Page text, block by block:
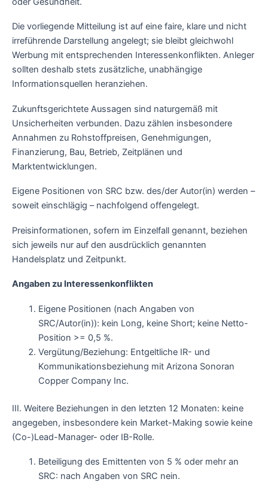
Die vorliegende Mitteilung ist auf eine faire, klare und nicht
irreführende Darstellung angelegt; sie bleibt gleichwohl
Werbung mit entsprechenden Interessenkonflikten. Anleger
sollten deshalb stets zusätzliche, unabhängige
Informationsquellen heranziehen.
Zukunftsgerichtete Aussagen sind naturgemäß mit
Unsicherheiten verbunden. Dazu zählen insbesondere
Annahmen zu Rohstoffpreisen, Genehmigungen,
Finanzierung, Bau, Betrieb, Zeitplänen und
Marktentwicklungen.
Eigene Positionen von SRC bzw. des/der Autor(in) werden –
soweit einschlägig – nachfolgend offengelegt.
Preisinformationen, sofern im Einzelfall genannt, beziehen
sich jeweils nur auf den ausdrücklich genannten
Handelsplatz und Zeitpunkt.
Angaben zu Interessenkonflikten
Eigene Positionen (nach Angaben von
SRC/Autor(in)): kein Long, keine Short; keine Netto-
Position >= 0,5 %.
Vergütung/Beziehung: Entgeltliche IR- und
Kommunikationsbeziehung mit Arizona Sonoran
Copper Company Inc.
III. Weitere Beziehungen in den letzten 12 Monaten: keine
angegeben, insbesondere kein Market-Making sowie keine
(Co-)Lead-Manager- oder IB-Rolle.
Beteiligung des Emittenten von 5 % oder mehr an
SRC: nach Angaben von SRC nein.